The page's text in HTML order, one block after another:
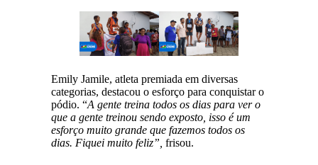
Emily Jamile, atleta premiada em diversas
categorias, destacou o esforço para conquistar o
pódio. “A gente treina todos os dias para ver o
que a gente treinou sendo exposto, isso é um
esforço muito grande que fazemos todos os
dias. Fiquei muito feliz”, frisou.